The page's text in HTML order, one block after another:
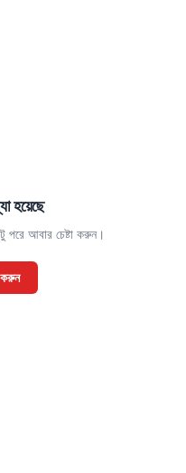
হয়েছে
পরে আবার চেষ্টা করুন।